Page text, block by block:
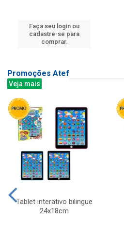
Faça seu login ou
cadastre-se para
comprar.
Promoções Atef
Veja mais
Tablet interativo bilingue
24x18cm